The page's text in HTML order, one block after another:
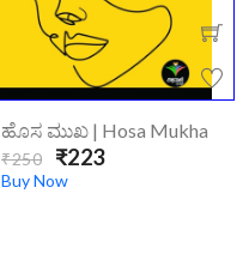
ಹೊಸ ಮುಖ | Hosa Mukha
₹250 ₹223
Buy Now